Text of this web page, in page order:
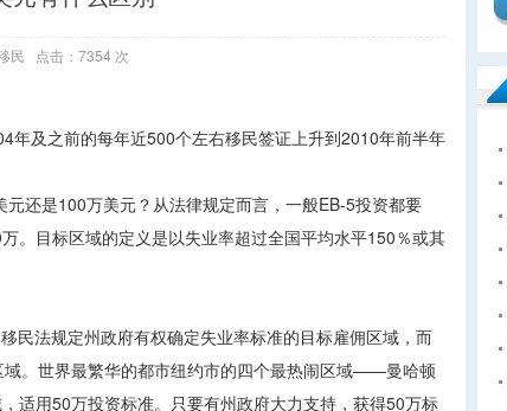
民 点击：7354 次
年及之前的每年近500个左右移民签证上升到2010年前半年
还是100万美元？从法律规定而言，一般EB-5投资都要
。目标区域的定义是以失业率超过全国平均水平150％或其
民法规定州政府有权确定失业率标准的目标雇佣区域，而
。世界最繁华的都市纽约市的四个最热闹区域——曼哈顿
适用50万投资标准。只要有州政府大力支持，获得50万标